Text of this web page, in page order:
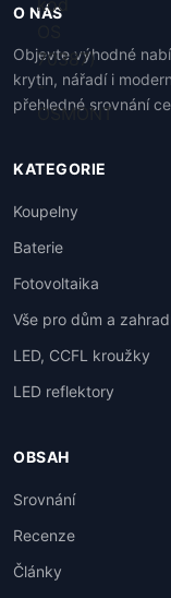
O NÁS
Objevte výhodné
krytin, nářadí i
přehledné srovnání
KATEGORIE
Koupelny
Baterie
Fotovoltaika
Vše pro dům a
LED, CCFL kroužky
LED reflektory
OBSAH
Srovnání
Recenze
Články